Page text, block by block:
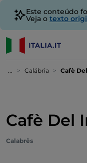
Este conteúdo
Veja o texto
... Calábria Cafè
Cafè Del
Calabrês